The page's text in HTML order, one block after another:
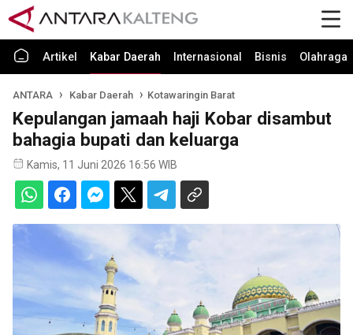
Artikel Kabar Daerah Internasional Bisnis Olahraga
ANTARA Kabar Daerah Kotawaringin Barat
Kepulangan jamaah haji Kobar disambut
bahagia bupati dan keluarga
Kamis, 11 Juni 2026 16:56 WIB